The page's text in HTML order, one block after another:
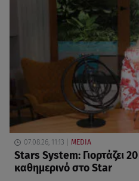
07.08.26, 11:13 MEDIA
Stars System: Γιορτάζει 20
καθημερινό στο Star